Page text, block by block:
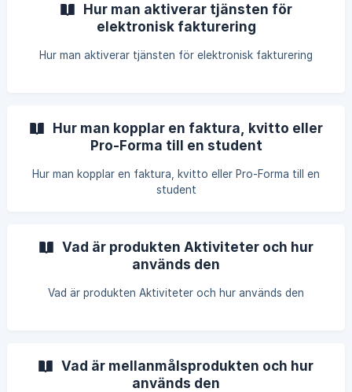
Hur man aktiverar tjänsten för
elektronisk fakturering
Hur man aktiverar tjänsten för elektronisk fakturering
Hur man kopplar en faktura, kvitto eller
Pro-Forma till en student
Hur man kopplar en faktura, kvitto eller Pro-Forma till en
student
Vad är produkten Aktiviteter och hur
används den
Vad är produkten Aktiviteter och hur används den
Vad är mellanmålsprodukten och hur
används den